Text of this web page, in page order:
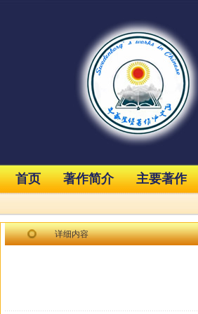
首页 著作简介 主要著作
详细内容